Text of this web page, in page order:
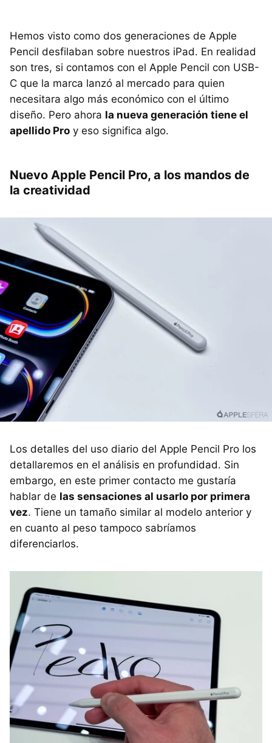
Hemos visto como dos generaciones de Apple
Pencil desfilaban sobre nuestros iPad. En realidad
son tres, si contamos con el Apple Pencil con USB-
C que la marca lanzó al mercado para quien
necesitara algo más económico con el último
diseño. Pero ahora la nueva generación tiene el
apellido Pro y eso significa algo.
Nuevo Apple Pencil Pro, a los mandos de
la creatividad
Los detalles del uso diario del Apple Pencil Pro los
detallaremos en el análisis en profundidad. Sin
embargo, en este primer contacto me gustaría
hablar de las sensaciones al usarlo por primera
vez. Tiene un tamaño similar al modelo anterior y
en cuanto al peso tampoco sabríamos
diferenciarlos.